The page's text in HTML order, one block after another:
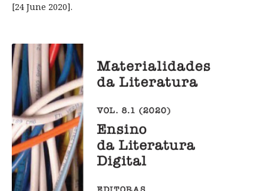
[24 June 2020].